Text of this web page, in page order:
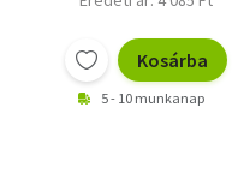
Kosárba
5 - 10 munkanap